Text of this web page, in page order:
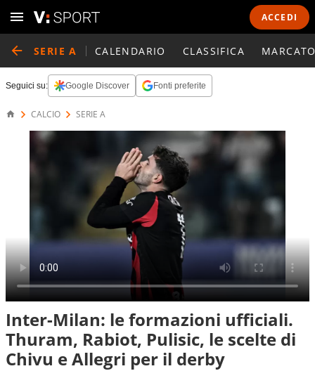
ACCEDI
SERIE A CALENDARIO CLASSIFICA
Seguici su: Google Discover Fonti preferite
CALCIO SERIE A
Inter-Milan: le formazioni ufficiali.
Thuram, Rabiot, Pulisic, le scelte di
Chivu e Allegri per il derby